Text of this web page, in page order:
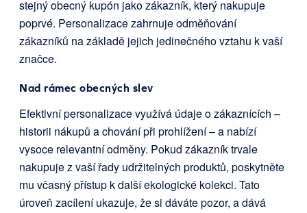
stejný obecný kupón jako zákazník, který nakupuje
poprvé. Personalizace zahrnuje odměňování
zákazníků na základě jejich jedinečného vztahu k vaší
značce.
Nad rámec obecných slev
Efektivní personalizace využívá údaje o zákaznících –
historii nákupů a chování při prohlížení – a nabízí
vysoce relevantní odměny. Pokud zákazník trvale
nakupuje z vaší řady udržitelných produktů, poskytněte
mu včasný přístup k další ekologické kolekci. Tato
úroveň zacílení ukazuje, že si dáváte pozor, a dává